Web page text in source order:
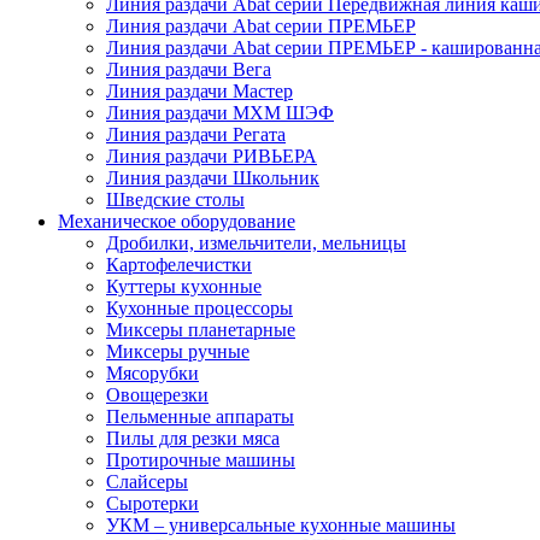
Линия раздачи Abat серии Передвижная линия
Линия раздачи Abat серии ПРЕМЬЕР
Линия раздачи Abat серии ПРЕМЬЕР -
Линия раздачи Вега
Линия раздачи Мастер
Линия раздачи МХМ ШЭФ
Линия раздачи Регата
Линия раздачи РИВЬЕРА
Линия раздачи Школьник
Шведские столы
Механическое оборудование
Дробилки, измельчители, мельницы
Картофелечистки
Куттеры кухонные
Кухонные процессоры
Миксеры планетарные
Миксеры ручные
Мясорубки
Овощерезки
Пельменные аппараты
Пилы для резки мяса
Протирочные машины
Слайсеры
Сыротерки
УКМ – универсальные кухонные машины